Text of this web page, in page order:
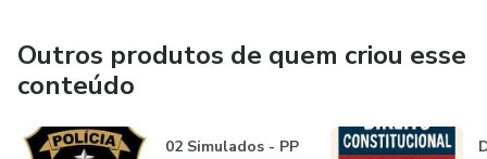
esperamos poder transformar a sua vida!
Outros produtos de quem criou esse
conteúdo
02 Simulados - PP